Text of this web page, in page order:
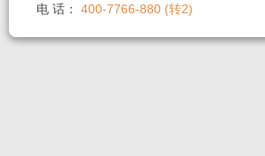
电 话：400-7766-880 (转2)